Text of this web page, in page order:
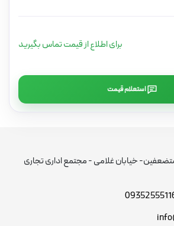
برای اطلاع از قیمت تماس بگیرید
استعلام قیمت
خیابان غلامی - مجتمع اداری تجاری